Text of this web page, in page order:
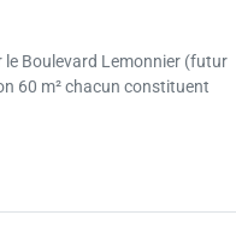
Boulevard Lemonnier (futur
60 m² chacun constituent